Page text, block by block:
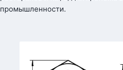
промышленности.